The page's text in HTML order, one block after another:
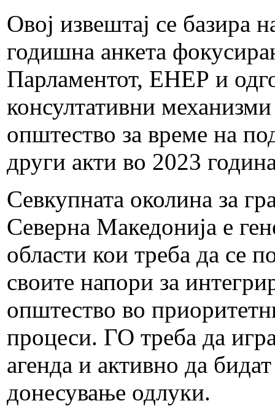
Овој извештај се базира
годишна анкета
Парламентот, ЕНЕР и
консултативни
општество за време на
други акти во 2023
Севкупната околина за
Северна Македонија е
области кои треба да се
своите напори за
општество во
процеси. ГО треба да
агенда и активно да
донесување одлуки.